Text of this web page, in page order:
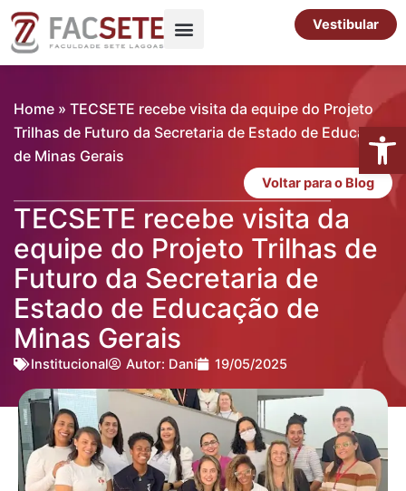
para
Vestibular
Home » TECSETE recebe visita da equipe do Projeto
Trilhas de Futuro da Secretaria de Estado de Educação
de Minas Gerais
Voltar para o Blog
TECSETE recebe visita da
equipe do Projeto Trilhas de
Futuro da Secretaria de
Estado de Educação de
Minas Gerais
Institucional Autor: Dani 19/05/2025
Abrir